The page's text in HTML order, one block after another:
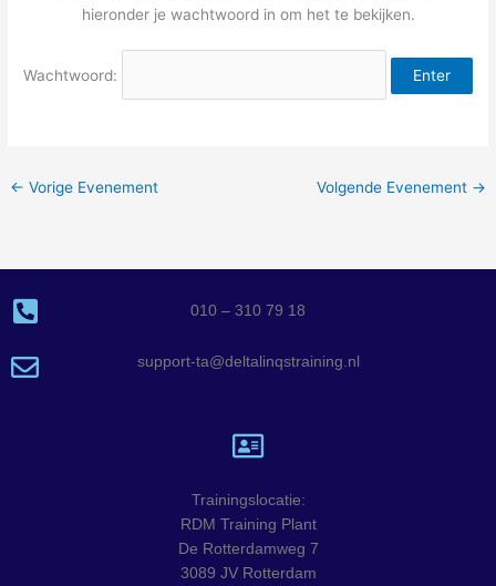
hieronder je wachtwoord in om het te bekijken.
Wachtwoord:
← Vorige Evenement Volgende Evenement →
010 – 310 79 18
support-ta@deltalinqstraining.nl
Trainingslocatie:
RDM Training Plant
De Rotterdamweg 7
3089 JV Rotterdam